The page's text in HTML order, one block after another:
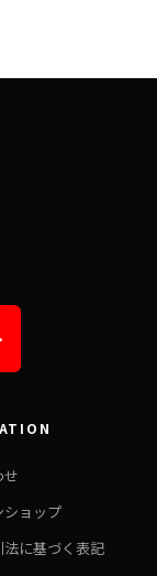
せ
ショップ
に基づく表記